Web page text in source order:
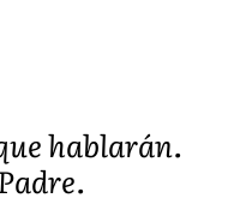
hablarán.